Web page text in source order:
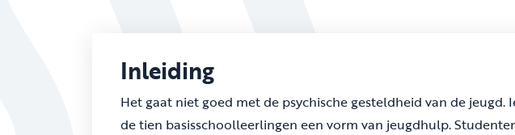
Inleiding
Het gaat niet goed met de psychische gesteldheid van de jeugd.
de tien basisschoolleerlingen een vorm van jeugdhulp.